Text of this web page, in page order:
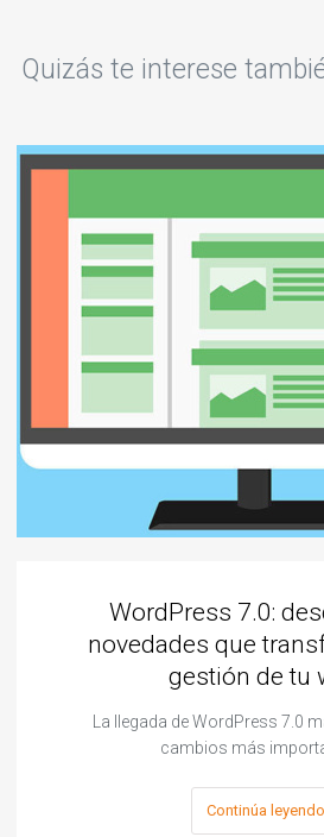
Quizás te interese
WordPress 7.0:
novedades que
gestión de tu
La llegada de WordPress 7.0
cambios más
Continúa leyendo